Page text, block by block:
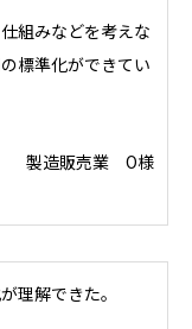
組みなどを考えな
標準化ができてい
製造販売業 O様
理解できた。